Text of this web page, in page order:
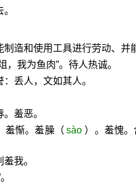
造和使用工具进行劳动、并
我为鱼肉”。待人热诚。
丢人，文如其人。
羞恶。
羞惭。羞臊（ sào ）。羞愧
我。